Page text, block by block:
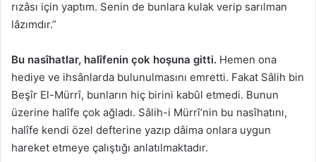
rızâsı için yaptım. Senin de bunlara kulak verip sarılman
lâzımdır.”
Bu nasîhatlar, halîfenin çok hoşuna gitti. Hemen ona
hediye ve ihsânlarda bulunulmasını emretti. Fakat Sâlih bin
Beşîr El-Mürrî, bunların hiç birini kabûl etmedi. Bunun
üzerine halîfe çok ağladı. Sâlih-i Mürrî’nin bu nasîhatını,
halîfe kendi özel defterine yazıp dâima onlara uygun
hareket etmeye çalıştığı anlatılmaktadır.